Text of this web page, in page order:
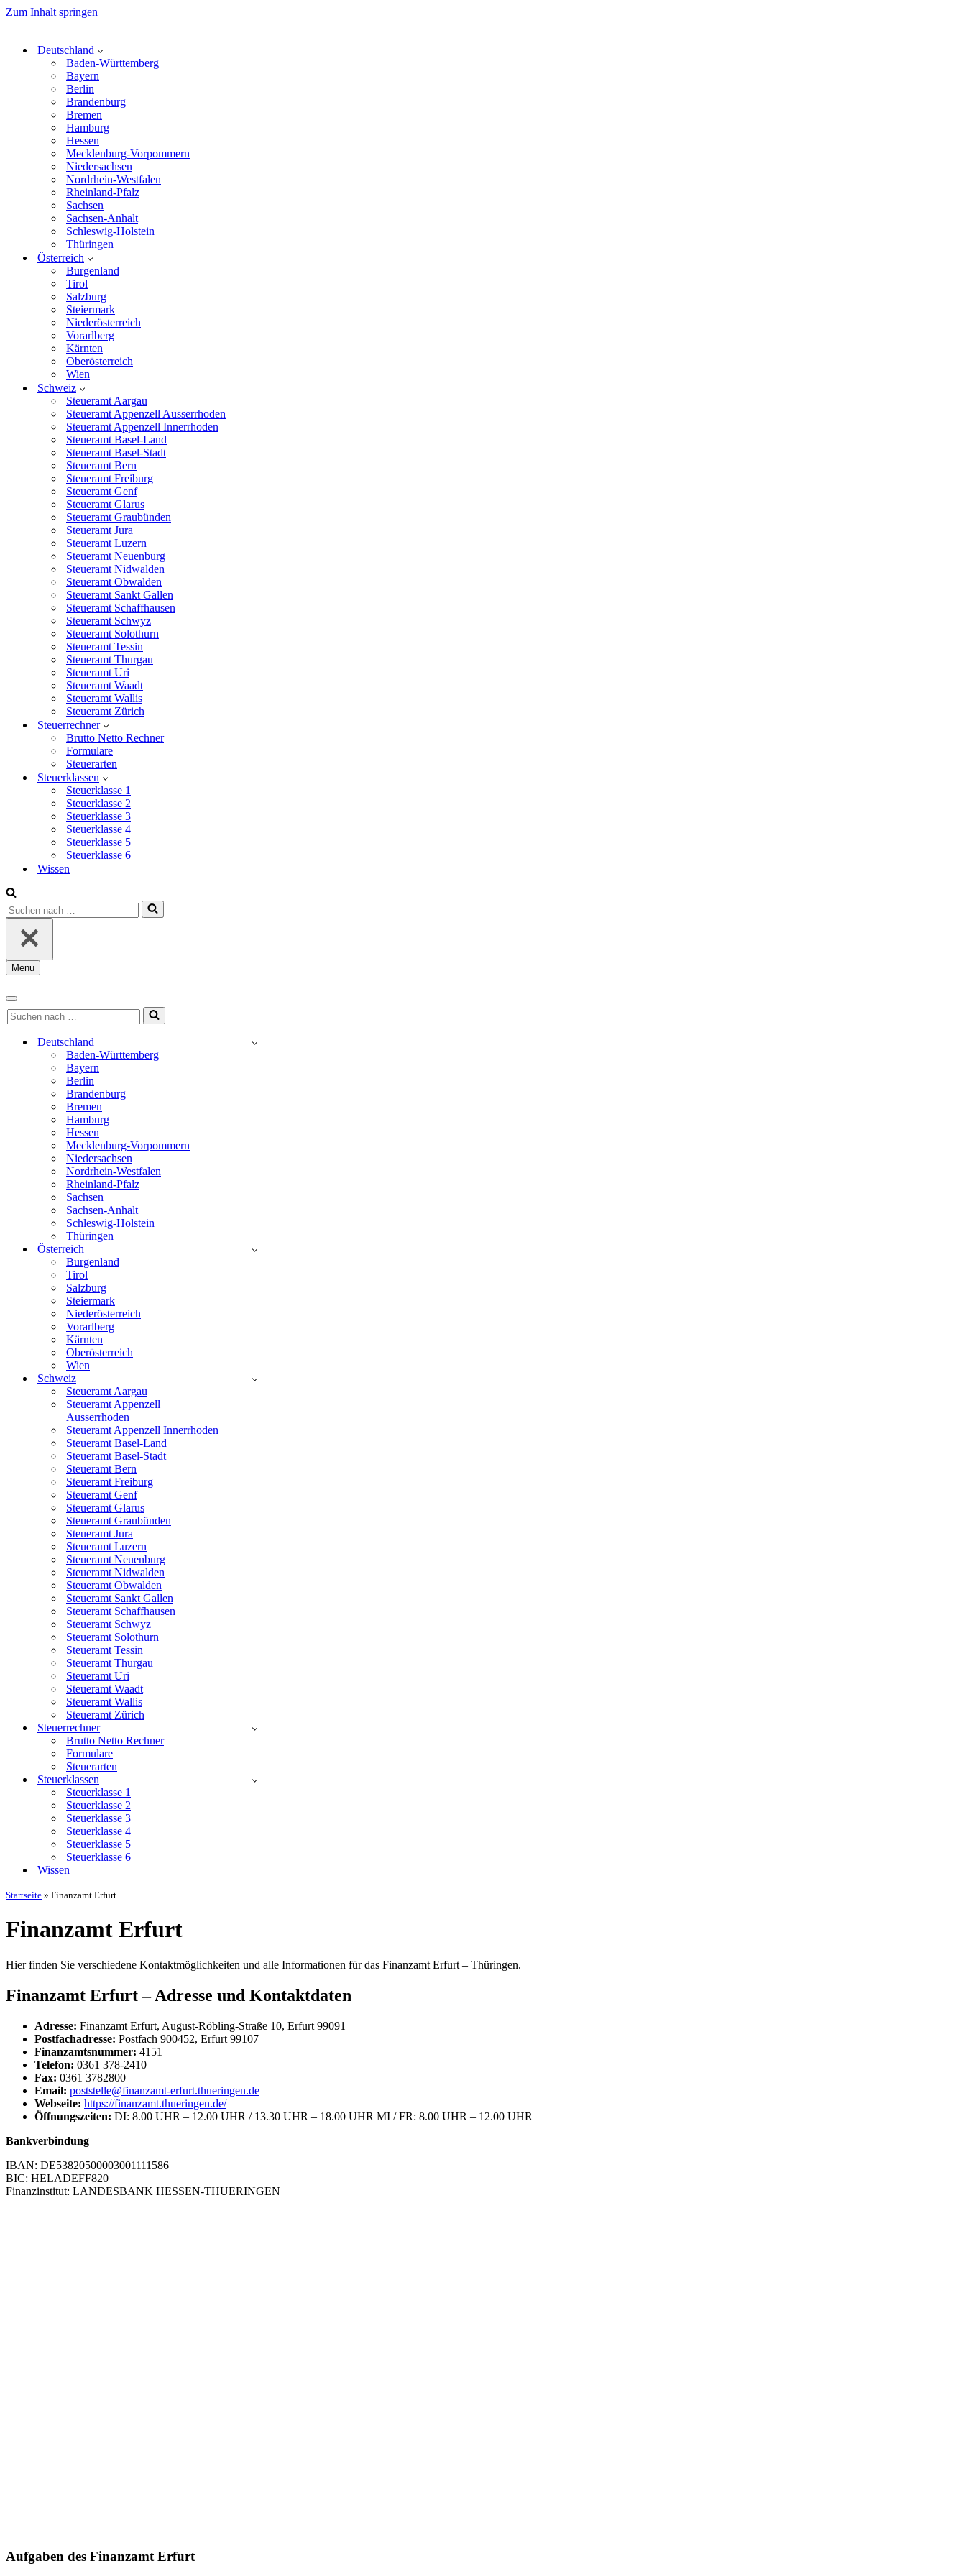
Zum Inhalt springen
Deutschland
Baden-Württemberg
Bayern
Berlin
Brandenburg
Bremen
Hamburg
Hessen
Mecklenburg-Vorpommern
Niedersachsen
Nordrhein-Westfalen
Rheinland-Pfalz
Sachsen
Sachsen-Anhalt
Schleswig-Holstein
Thüringen
Österreich
Burgenland
Tirol
Salzburg
Steiermark
Niederösterreich
Vorarlberg
Kärnten
Oberösterreich
Wien
Schweiz
Steueramt Aargau
Steueramt Appenzell Ausserrhoden
Steueramt Appenzell Innerrhoden
Steueramt Basel-Land
Steueramt Basel-Stadt
Steueramt Bern
Steueramt Freiburg
Steueramt Genf
Steueramt Glarus
Steueramt Graubünden
Steueramt Jura
Steueramt Luzern
Steueramt Neuenburg
Steueramt Nidwalden
Steueramt Obwalden
Steueramt Sankt Gallen
Steueramt Schaffhausen
Steueramt Schwyz
Steueramt Solothurn
Steueramt Tessin
Steueramt Thurgau
Steueramt Uri
Steueramt Waadt
Steueramt Wallis
Steueramt Zürich
Steuerrechner
Brutto Netto Rechner
Formulare
Steuerarten
Steuerklassen
Steuerklasse 1
Steuerklasse 2
Steuerklasse 3
Steuerklasse 4
Steuerklasse 5
Steuerklasse 6
Wissen
Suchen
nach …
Menu
Navigationsmenü
Navigationsmenü
Suchen
nach …
Deutschland
Baden-Württemberg
Bayern
Berlin
Brandenburg
Bremen
Hamburg
Hessen
Mecklenburg-Vorpommern
Niedersachsen
Nordrhein-Westfalen
Rheinland-Pfalz
Sachsen
Sachsen-Anhalt
Schleswig-Holstein
Thüringen
Österreich
Burgenland
Tirol
Salzburg
Steiermark
Niederösterreich
Vorarlberg
Kärnten
Oberösterreich
Wien
Schweiz
Steueramt Aargau
Steueramt Appenzell
Ausserrhoden
Steueramt Appenzell Innerrhoden
Steueramt Basel-Land
Steueramt Basel-Stadt
Steueramt Bern
Steueramt Freiburg
Steueramt Genf
Steueramt Glarus
Steueramt Graubünden
Steueramt Jura
Steueramt Luzern
Steueramt Neuenburg
Steueramt Nidwalden
Steueramt Obwalden
Steueramt Sankt Gallen
Steueramt Schaffhausen
Steueramt Schwyz
Steueramt Solothurn
Steueramt Tessin
Steueramt Thurgau
Steueramt Uri
Steueramt Waadt
Steueramt Wallis
Steueramt Zürich
Steuerrechner
Brutto Netto Rechner
Formulare
Steuerarten
Steuerklassen
Steuerklasse 1
Steuerklasse 2
Steuerklasse 3
Steuerklasse 4
Steuerklasse 5
Steuerklasse 6
Wissen
Startseite » Finanzamt Erfurt
Finanzamt Erfurt
Hier finden Sie verschiedene Kontaktmöglichkeiten und alle Informationen für das Finanzamt Erfurt – Thüringen.
Finanzamt Erfurt – Adresse und Kontaktdaten
Adresse: Finanzamt Erfurt, August-Röbling-Straße 10, Erfurt 99091
Postfachadresse: Postfach 900452, Erfurt 99107
Finanzamtsnummer: 4151
Telefon: 0361 378-2410
Fax: 0361 3782800
Email: poststelle@finanzamt-erfurt.thueringen.de
Webseite: https://finanzamt.thueringen.de/
Öffnungszeiten: DI: 8.00 UHR – 12.00 UHR / 13.30 UHR – 18.00 UHR MI / FR: 8.00 UHR – 12.00 UHR
Bankverbindung
IBAN: DE53820500003001111586
BIC: HELADEFF820
Finanzinstitut: LANDESBANK HESSEN-THUERINGEN
Aufgaben des Finanzamt Erfurt